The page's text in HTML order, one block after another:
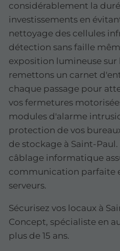
considérablement la
investissements en
nettoyage des cellules
détection sans faille
exposition lumineuse sur
remettons un carnet
chaque passage pour
vos fermetures
modules d'alarme
protection de vos
de stockage à Saint-
câblage informatique
communication parfaite
serveurs.
Sécurisez vos locaux à
Concept, spécialiste en
plus de 15 ans.